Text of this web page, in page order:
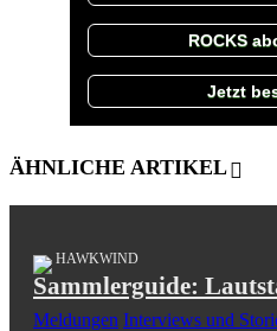
ROCKS
Jetzt
ÄHNLICHE ARTIKEL
HAWKWIND
Sammlerguide:
Meldungen Interviews und